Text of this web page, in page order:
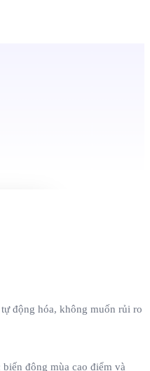
động hóa, không muốn rủi ro
động mùa cao điểm và